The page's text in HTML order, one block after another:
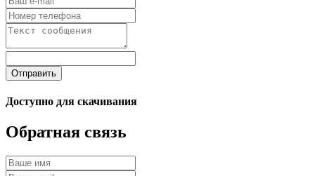
Отправить
Доступно для скачивания
Обратная связь